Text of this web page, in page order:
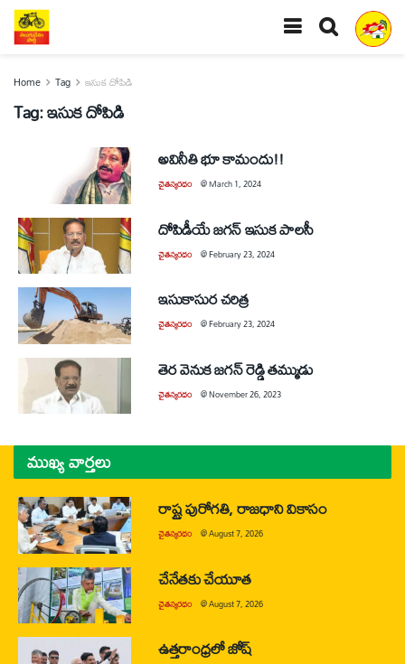
Home Tag ఇసుక దోపిడి
Tag:ఇసుక దోపిడి
అవినీతి భూ కామందు!!
చైతన్యరధం @March 1, 2024
దోపిడీయే జగన్‌ ఇసుక పాలసీ
చైతన్యరధం @February 23, 2024
ఇసుకాసుర చరిత్ర
చైతన్యరధం @February 23, 2024
తెర వెనుక జగన్ రెడ్డి తమ్ముడు
చైతన్యరధం @November 26, 2023
ముఖ్య వార్తలు
రాష్ట్ర పురోగతి, రాజధాని వికాసం
చైతన్యరధం @August 7, 2026
చేనేతకు చేయూత
చైతన్యరధం @August 7, 2026
ఉత్తరాంధ్రలో జోష్